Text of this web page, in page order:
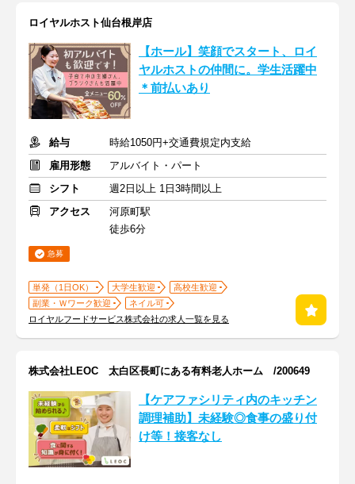
ロイヤルホスト仙台根岸店
【ホール】笑顔でスタート、ロイ
ヤルホストの仲間に。学生活躍中
＊前払いあり
給与
時給1050円+交通費規定内支給
雇用形態
アルバイト・パート
シフト
週2日以上 1日3時間以上
アクセス
河原町駅
徒歩6分
急募
単発（1日OK） 大学生歓迎
高校生歓迎
副業・Ｗワーク歓迎
ネイル可
ロイヤルフードサービス株式会社の求人一覧を見る
株式会社LEOC 太白区長町にある有料老人ホーム /200649
【ケアファシリティ内のキッチン
調理補助】未経験◎食事の盛り付
け等！接客なし